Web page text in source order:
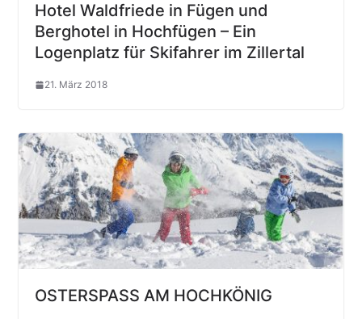
Hotel Waldfriede in Fügen und
Berghotel in Hochfügen – Ein
Logenplatz für Skifahrer im Zillertal
21. März 2018
OSTERSPASS AM HOCHKÖNIG